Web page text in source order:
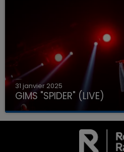
31 janvier 2025
GIMS "SPIDER" (LIVE)